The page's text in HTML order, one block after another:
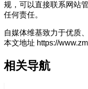
规，可以直接联系网站
任何责任。
自媒体维基致力于优质
本文地址 https://
相关导航